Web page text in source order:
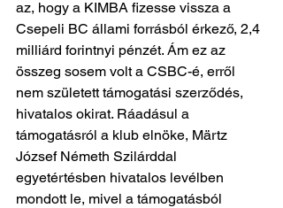
az, hogy a KIMBA fizesse vissza a
Csepeli BC állami forrásból érkező, 2,4
milliárd forintnyi pénzét. Ám ez az
összeg sosem volt a CSBC-é, erről
nem született támogatási szerződés,
hivatalos okirat. Ráadásul a
támogatásról a klub elnöke, Märtz
József Németh Szilárddal
egyetértésben hivatalos levélben
mondott le, mivel a támogatásból